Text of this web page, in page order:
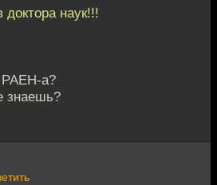
наук!!!
РАЕН-а?
знаешь?